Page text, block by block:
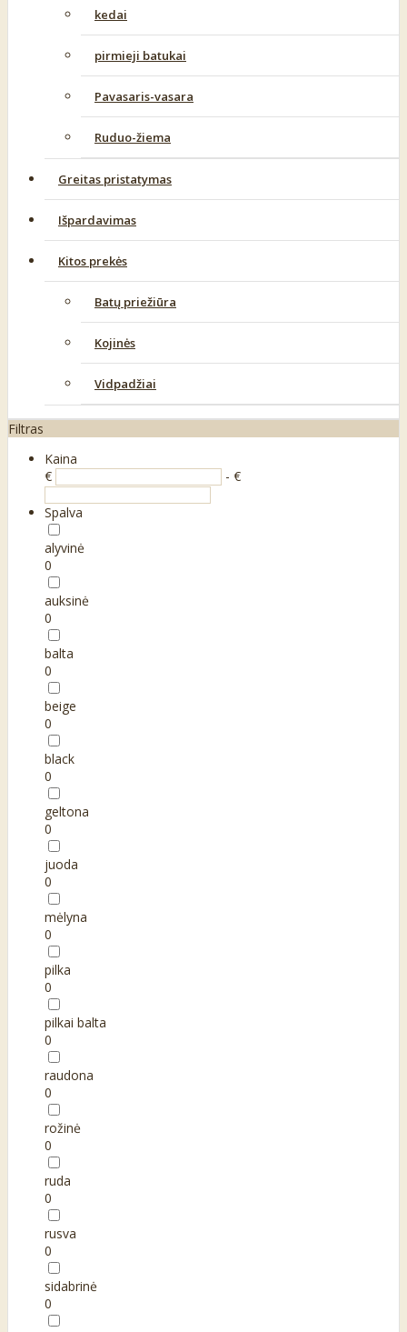
kedai
pirmieji batukai
Pavasaris-vasara
Ruduo-žiema
Greitas pristatymas
Išpardavimas
Kitos prekės
Batų priežiūra
Kojinės
Vidpadžiai
Filtras
Kaina
€
- €
Spalva
alyvinė
0
auksinė
0
balta
0
beige
0
black
0
geltona
0
juoda
0
mėlyna
0
pilka
0
pilkai balta
0
raudona
0
rožinė
0
ruda
0
rusva
0
sidabrinė
0